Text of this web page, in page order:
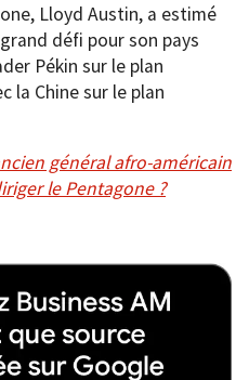
Lloyd Austin, a estimé
défi pour son pays
Pékin sur le plan
la Chine sur le plan
général afro-américain
le Pentagone ?